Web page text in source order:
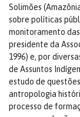
Solimões
sobre políticas
monitoramento das
presidente da
1996) e, por
de Assuntos
estudo de
antropologia
processo de